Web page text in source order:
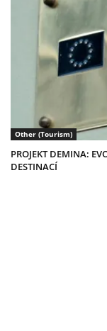
Other (Tourism)
PROJEKT DEMINA:
DESTINACÍ